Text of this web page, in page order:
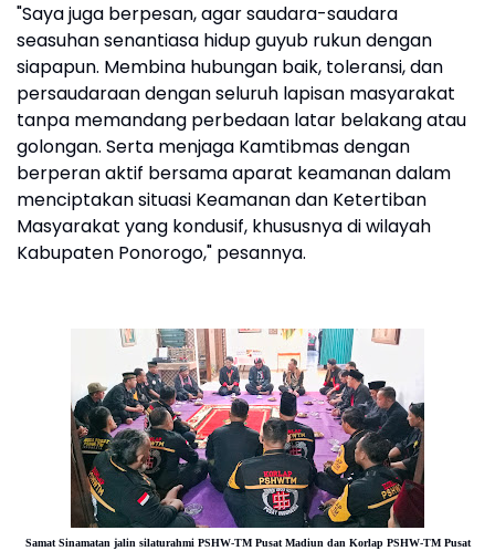
"Saya juga berpesan, agar saudara-saudara
seasuhan senantiasa hidup guyub rukun dengan
siapapun. Membina hubungan baik, toleransi, dan
persaudaraan dengan seluruh lapisan masyarakat
tanpa memandang perbedaan latar belakang atau
golongan. Serta menjaga Kamtibmas dengan
berperan aktif bersama aparat keamanan dalam
menciptakan situasi Keamanan dan Ketertiban
Masyarakat yang kondusif, khususnya di wilayah
Kabupaten Ponorogo," pesannya.
Samat Sinamatan jalin silaturahmi PSHW-TM Pusat Madiun dan Korlap PSHW-TM Pusat